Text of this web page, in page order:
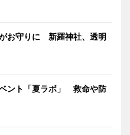
お守りに 新羅神社、透明
ント「夏ラボ」 救命や防